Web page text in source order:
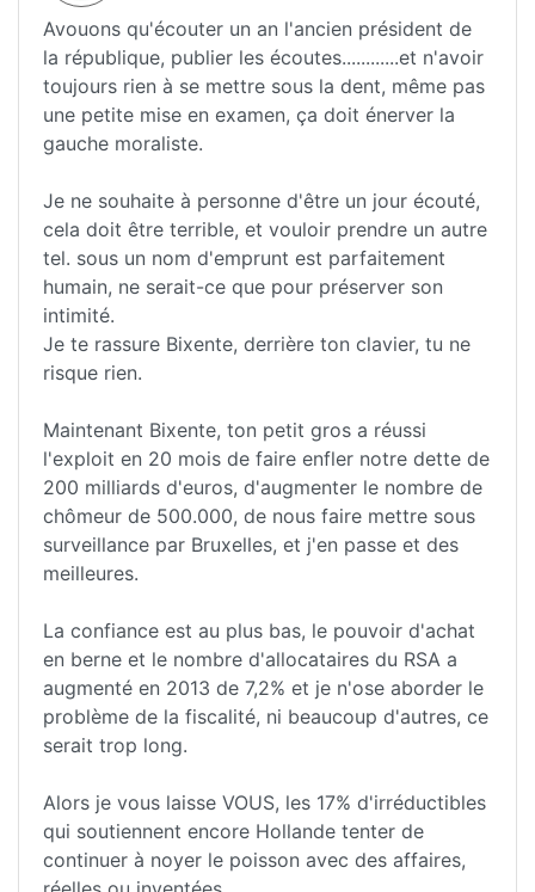
Avouons qu'écouter un an l'ancien président de
la république, publier les écoutes............et n'avoir
toujours rien à se mettre sous la dent, même pas
une petite mise en examen, ça doit énerver la
gauche moraliste.
Je ne souhaite à personne d'être un jour écouté,
cela doit être terrible, et vouloir prendre un autre
tel. sous un nom d'emprunt est parfaitement
humain, ne serait-ce que pour préserver son
intimité.
Je te rassure Bixente, derrière ton clavier, tu ne
risque rien.
Maintenant Bixente, ton petit gros a réussi
l'exploit en 20 mois de faire enfler notre dette de
200 milliards d'euros, d'augmenter le nombre de
chômeur de 500.000, de nous faire mettre sous
surveillance par Bruxelles, et j'en passe et des
meilleures.
La confiance est au plus bas, le pouvoir d'achat
en berne et le nombre d'allocataires du RSA a
augmenté en 2013 de 7,2% et je n'ose aborder le
problème de la fiscalité, ni beaucoup d'autres, ce
serait trop long.
Alors je vous laisse VOUS, les 17% d'irréductibles
qui soutiennent encore Hollande tenter de
continuer à noyer le poisson avec des affaires,